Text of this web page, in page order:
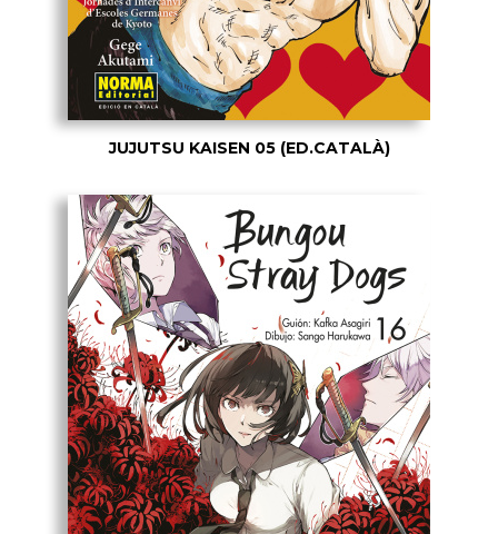
JUJUTSU KAISEN 05 (ED.CATALÀ)